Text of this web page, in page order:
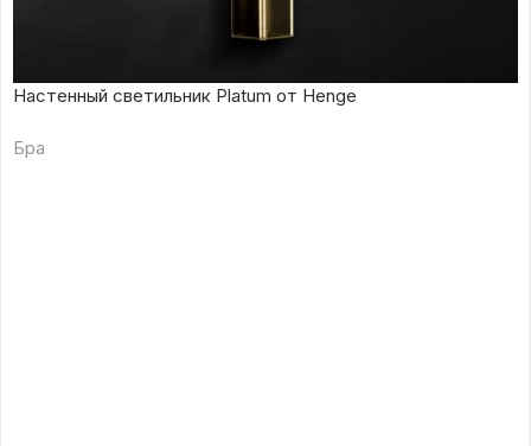
Настенный светильник Platum от Henge
Бра